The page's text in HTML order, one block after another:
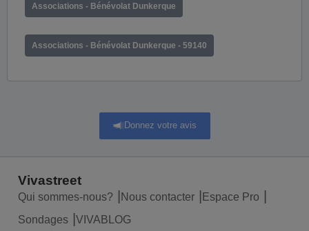
Associations - Bénévolat Dunkerque
Associations - Bénévolat Dunkerque - 59140
Donnez votre avis
Vivastreet
Qui sommes-nous? Nous contacter
Espace Pro
Sondages
VIVABLOG